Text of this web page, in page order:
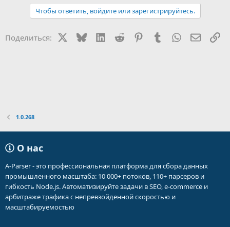
Чтобы ответить, войдите или зарегистрируйтесь.
Поделиться: BlueskyLinkedIn
Reddit PinterestTumblr WhatsApp
1.0.268
О нас
A-Parser - это профессиональная платформа для сбора данных
промышленного масштаба: 10 000+ потоков, 110+ парсеров и
гибкость Node.js. Автоматизируйте задачи в SEO, e-commerce и
арбитраже трафика с непревзойденной скоростью и
масштабируемостью